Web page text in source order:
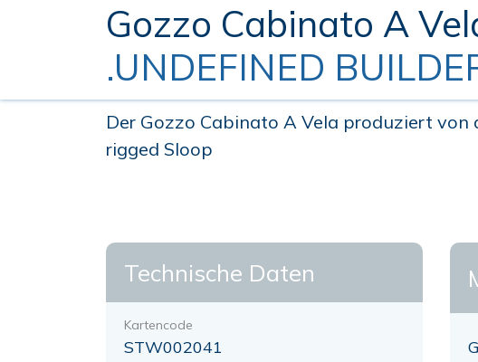
Gozzo Cabinato A
.UNDEFINED
Der Gozzo Cabinato A Vela produziert von
rigged Sloop
Technische Daten
Kartencode
STW002041